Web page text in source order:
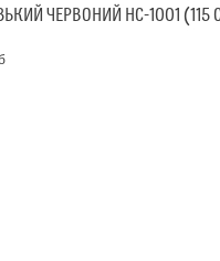
ЧЕРВОНИЙ HC-1001 (115